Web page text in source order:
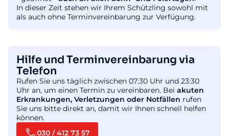
In dieser Zeit stehen wir Ihrem Schützling sowohl mit
als auch ohne Terminvereinbarung zur Verfügung.
Hilfe und Terminvereinbarung via
Telefon
Rufen Sie uns täglich zwischen 07:30 Uhr und 23:30
Uhr an, um einen Termin zu vereinbaren. Bei akuten
Erkrankungen, Verletzungen oder Notfällen rufen
Sie uns bitte direkt an, damit wir Ihnen schnell helfen
können.
030 / 412 73 57